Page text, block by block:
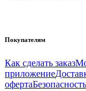
Покупателям
Как сделать заказ
приложение
офертаБезопасность